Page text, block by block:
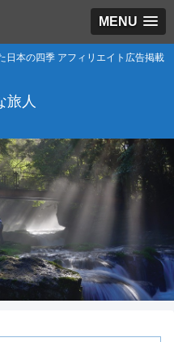
MENU
日本の四季 アフィリエイト広告掲載
旅人